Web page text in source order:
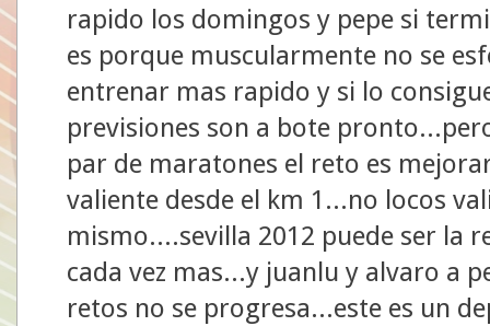
rapido los domingos y pepe si
es porque muscularmente no se
entrenar mas rapido y si lo
previsiones son a bote
par de maratones el reto es
valiente desde el km 1...no locos
mismo....sevilla 2012 puede ser la
cada vez mas...y juanlu y alvaro a
retos no se progresa...este es un